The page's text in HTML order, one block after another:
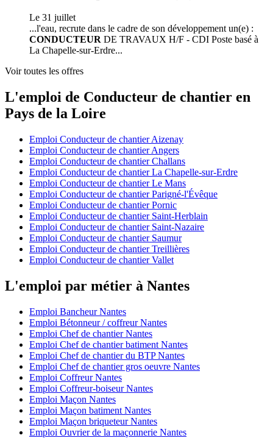
Le 31 juillet
...l'eau, recrute dans le cadre de son développement un(e) :
CONDUCTEUR DE TRAVAUX H/F - CDI Poste basé à
La Chapelle-sur-Erdre...
Voir toutes les offres
L'emploi de Conducteur de chantier en
Pays de la Loire
Emploi Conducteur de chantier Aizenay
Emploi Conducteur de chantier Angers
Emploi Conducteur de chantier Challans
Emploi Conducteur de chantier La Chapelle-sur-Erdre
Emploi Conducteur de chantier Le Mans
Emploi Conducteur de chantier Parigné-l'Évêque
Emploi Conducteur de chantier Pornic
Emploi Conducteur de chantier Saint-Herblain
Emploi Conducteur de chantier Saint-Nazaire
Emploi Conducteur de chantier Saumur
Emploi Conducteur de chantier Treillières
Emploi Conducteur de chantier Vallet
L'emploi par métier à Nantes
Emploi Bancheur Nantes
Emploi Bétonneur / coffreur Nantes
Emploi Chef de chantier Nantes
Emploi Chef de chantier batiment Nantes
Emploi Chef de chantier du BTP Nantes
Emploi Chef de chantier gros oeuvre Nantes
Emploi Coffreur Nantes
Emploi Coffreur-boiseur Nantes
Emploi Maçon Nantes
Emploi Maçon batiment Nantes
Emploi Maçon briqueteur Nantes
Emploi Ouvrier de la maçonnerie Nantes